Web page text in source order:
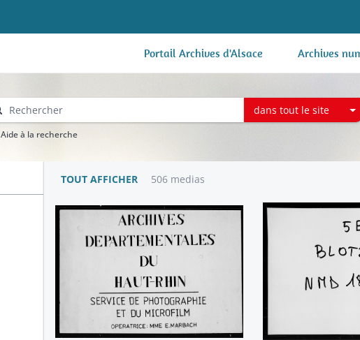
Portail Archives d'Alsace Archives
dans tout le site
Aide à la recherche
TOUT AFFICHER 506 medias